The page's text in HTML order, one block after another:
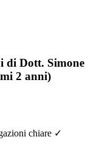
di Dott. Simone
2 anni)
chiare ✓